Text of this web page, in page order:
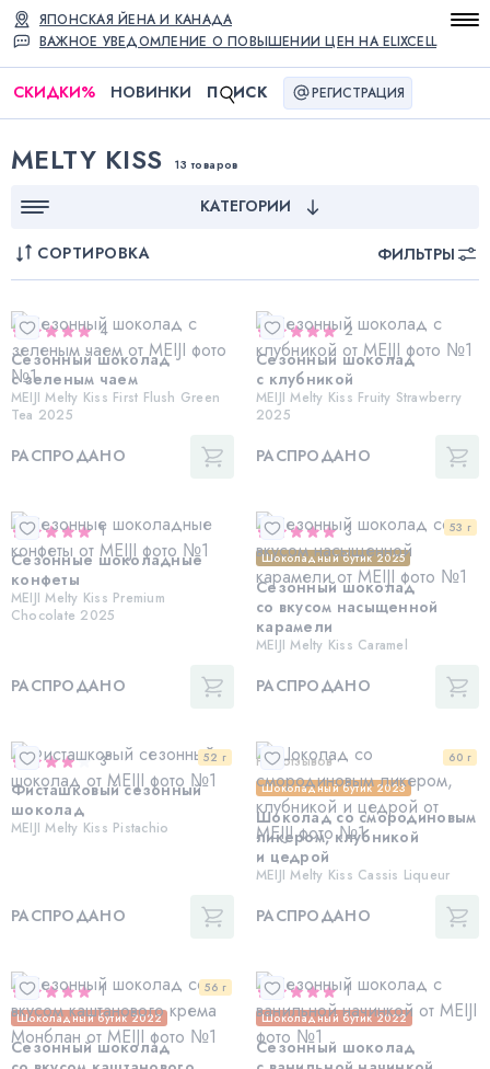
ВАЖНОЕ УВЕДОМЛЕНИЕ О ПОВЫШЕНИИ ЦЕН НА ELIXCELL
ЯПОНСКАЯ ЙЕНА И КАНАДА
СКИДКИ% НОВИНКИ П ИСК РЕГИСТРАЦИЯ
MELTY KISS 13 товаров
КАТЕГОРИИ
СОРТИРОВКА ФИЛЬТРЫ
4
Сезонный шоколад
с зеленым чаем
MEIJI Melty Kiss First Flush Green
Tea 2025
РАСПРОДАНО
2
Сезонный шоколад
с клубникой
MEIJI Melty Kiss Fruity Strawberry
2025
РАСПРОДАНО
1
Сезонные шоколадные
конфеты
MEIJI Melty Kiss Premium
Chocolate 2025
РАСПРОДАНО
53 г
3
Шоколадный бутик 2025
Сезонный шоколад
со вкусом насыщенной
карамели
MEIJI Melty Kiss Caramel
РАСПРОДАНО
52 г
3
Фисташковый сезонный
шоколад
MEIJI Melty Kiss Pistachio
РАСПРОДАНО
60 г
Нет отзывов
Шоколадный бутик 2023
Шоколад со смородиновым
ликером, клубникой
и цедрой
MEIJI Melty Kiss Cassis Liqueur
РАСПРОДАНО
56 г
1
Шоколадный бутик 2022
Сезонный шоколад
1
Шоколадный бутик 2022
Сезонный шоколад